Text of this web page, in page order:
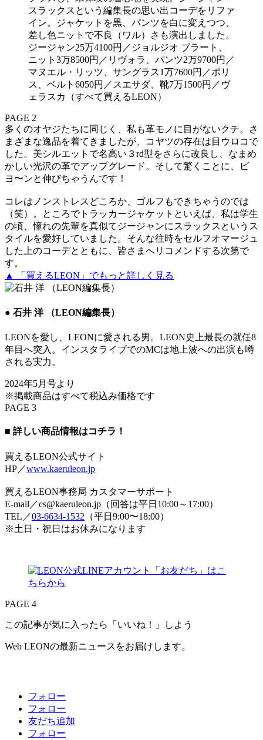
スラックスという編集長の思い出コーデをリファ
イン。ジャケットを黒、パンツを白に変えつつ、
差し色ニットで不良（ワル）さも演出しました。
ジージャン25万4100円／ジョルジオ ブラート、
ニット3万8500円／リヴォラ、パンツ2万9700円／
マヌエル・リッツ、サングラス1万7600円／ポリ
ス、ベルト6050円／スエサダ、靴7万1500円／ヴ
ェラスカ（すべて買えるLEON）
PAGE 2
多くのオヤジたちに同じく、私も革モノに目がないクチ。さ
まざまな逸品を着てきましたが、コヤツの存在は目ウロコで
した。美シルエットで名高い３rd型をさらに改良し、なまめ
かしい光沢の革でアップグレード。そして驚くことに、ビ
ヨ〜ンと伸びちゃうんです！
コレはノンストレスどころか、ゴルフもできちゃうのでは
（笑）。ところでトラッカージャケットといえば、私は学生
の頃、憧れの先輩を真似てジージャンにスラックスというス
タイルを愛好していました。そんな往時をセルフオマージュ
した上のコーデとともに、皆さまへリコメンドする次第で
す。
▲ 「買えるLEON」でもっと詳しく見る
● 石井 洋 （LEON編集長）
LEONを愛し、LEONに愛される男。LEON史上最長の就任8
年目へ突入。インスタライブでのMCは地上波への出演も噂
される実力。
2024年5月号より
※掲載商品はすべて税込み価格です
PAGE 3
■ 詳しい商品情報はコチラ！
買えるLEON公式サイト
HP／www.kaeruleon.jp
買えるLEON事務局 カスタマーサポート
E-mail／cs@kaeruleon.jp（回答は平日10:00～17:00）
TEL／03-6634-1532 （平日9:00〜18:00）
※土日・祝日はお休みになります
PAGE 4
この記事が気に入ったら「いいね！」しよう
Web LEONの最新ニュースをお届けします。
フォロー
フォロー
友だち追加
フォロー